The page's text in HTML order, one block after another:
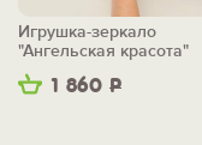
1 860 Р
Игрушка-зеркало
"Ангельская красота"